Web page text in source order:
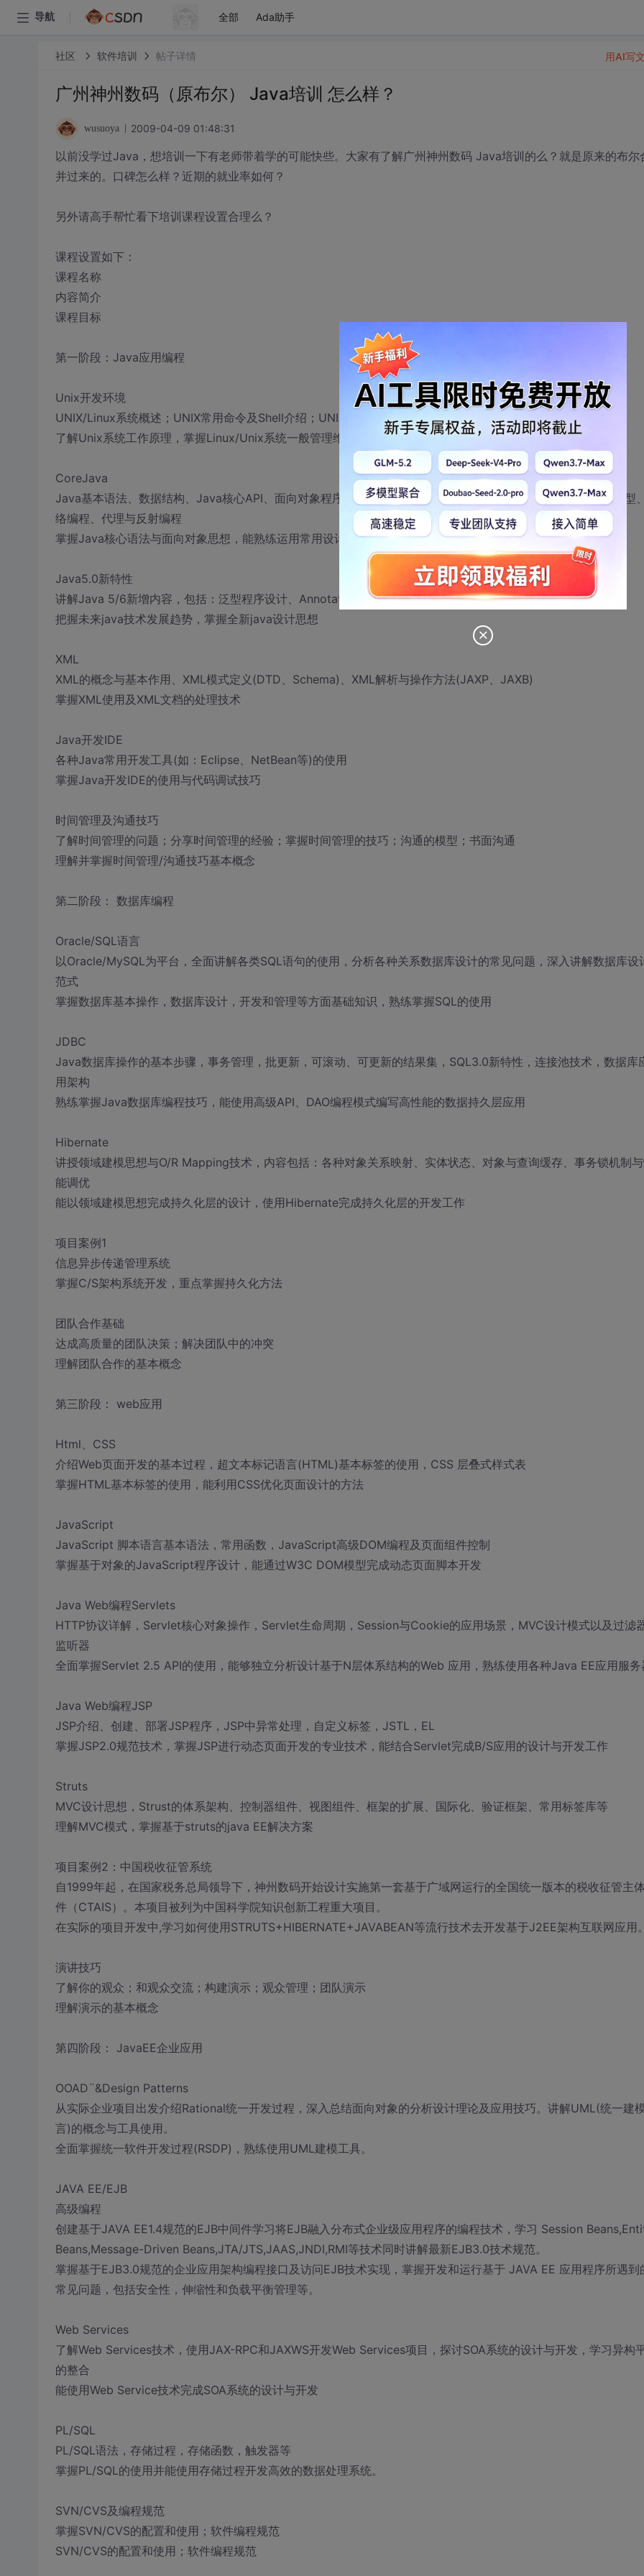
导航 全部 Ada助手
社区 软件培训 帖子详情
广州神州数码（原布尔） Java培训 怎么样？
wusuoya 2009-04-09 01:48:31
以前没学过Java，想培训一下有老师带着学的可能快些。大家有了解广州神州数码 Java培训的么？就是原来的布尔
并过来的。口碑怎么样？近期的就业率如何？
另外请高手帮忙看下培训课程设置合理么？
课程设置如下：
课程名称
内容简介
课程目标
第一阶段：Java应用编程
Unix开发环境
UNIX/Linux系统概述；UNIX常用命令及Shell介绍；UNIX环境简单编程；Linux系统使用。
了解Unix系统工作原理，掌握Linux/Unix系统一般管理维护工作知识
CoreJava
Java基本语法、数据结构、Java核心API、面向对象程序设计、I/O体系结构、GUI 用户界面编程、多线程并发模型
络编程、代理与反射编程
掌握Java核心语法与面向对象思想，能熟练运用常用设计模式与编程技巧完成桌面应用或网络通信类程序的开发
Java5.0新特性
讲解Java 5/6新增内容，包括：泛型程序设计、Annotation无侵入式程序设计、枚举与可变参等
把握未来java技术发展趋势，掌握全新java设计思想
XML
XML的概念与基本作用、XML模式定义(DTD、Schema)、XML解析与操作方法(JAXP、JAXB)
掌握XML使用及XML文档的处理技术
Java开发IDE
各种Java常用开发工具(如：Eclipse、NetBean等)的使用
掌握Java开发IDE的使用与代码调试技巧
时间管理及沟通技巧
了解时间管理的问题；分享时间管理的经验；掌握时间管理的技巧；沟通的模型；书面沟通
理解并掌握时间管理/沟通技巧基本概念
第二阶段： 数据库编程
Oracle/SQL语言
以Oracle/MySQL为平台，全面讲解各类SQL语句的使用，分析各种关系数据库设计的常见问题，深入讲解数据库设
范式
掌握数据库基本操作，数据库设计，开发和管理等方面基础知识，熟练掌握SQL的使用
JDBC
Java数据库操作的基本步骤，事务管理，批更新，可滚动、可更新的结果集，SQL3.0新特性，连接池技术，数据库
用架构
熟练掌握Java数据库编程技巧，能使用高级API、DAO编程模式编写高性能的数据持久层应用
Hibernate
讲授领域建模思想与O/R Mapping技术，内容包括：各种对象关系映射、实体状态、对象与查询缓存、事务锁机制
能调优
能以领域建模思想完成持久化层的设计，使用Hibernate完成持久化层的开发工作
项目案例1
信息异步传递管理系统
掌握C/S架构系统开发，重点掌握持久化方法
团队合作基础
达成高质量的团队决策；解决团队中的冲突
理解团队合作的基本概念
第三阶段： web应用
Html、CSS
介绍Web页面开发的基本过程，超文本标记语言(HTML)基本标签的使用，CSS 层叠式样式表
掌握HTML基本标签的使用，能利用CSS优化页面设计的方法
JavaScript
JavaScript 脚本语言基本语法，常用函数，JavaScript高级DOM编程及页面组件控制
掌握基于对象的JavaScript程序设计，能通过W3C DOM模型完成动态页面脚本开发
Java Web编程Servlets
HTTP协议详解，Servlet核心对象操作，Servlet生命周期，Session与Cookie的应用场景，MVC设计模式以及过滤
监听器
全面掌握Servlet 2.5 API的使用，能够独立分析设计基于N层体系结构的Web 应用，熟练使用各种Java EE应用服务
Java Web编程JSP
JSP介绍、创建、部署JSP程序，JSP中异常处理，自定义标签，JSTL，EL
掌握JSP2.0规范技术，掌握JSP进行动态页面开发的专业技术，能结合Servlet完成B/S应用的设计与开发工作
Struts
MVC设计思想，Strust的体系架构、控制器组件、视图组件、框架的扩展、国际化、验证框架、常用标签库等
理解MVC模式，掌握基于struts的java EE解决方案
项目案例2：中国税收征管系统
自1999年起，在国家税务总局领导下，神州数码开始设计实施第一套基于广域网运行的全国统一版本的税收征管主
件（CTAIS）。本项目被列为中国科学院知识创新工程重大项目。
在实际的项目开发中,学习如何使用STRUTS+HIBERNATE+JAVABEAN等流行技术去开发基于J2EE架构互联网应用
演讲技巧
了解你的观众；和观众交流；构建演示；观众管理；团队演示
理解演示的基本概念
第四阶段： JavaEE企业应用
OOAD¨&Design Patterns
从实际企业项目出发介绍Rational统一开发过程，深入总结面向对象的分析设计理论及应用技巧。讲解UML(统一建
言)的概念与工具使用。
全面掌握统一软件开发过程(RSDP)，熟练使用UML建模工具。
JAVA EE/EJB
高级编程
创建基于JAVA EE1.4规范的EJB中间件学习将EJB融入分布式企业级应用程序的编程技术，学习 Session
Beans,Message-Driven Beans,JTA/JTS,JAAS,JNDI,RMI等技术同时讲解最新EJB3.0技术规范。
掌握基于EJB3.0规范的企业应用架构编程接口及访问EJB技术实现，掌握开发和运行基于 JAVA EE 应用程序所遇到
常见问题，包括安全性，伸缩性和负载平衡管理等。
Web Services
了解Web Services技术，使用JAX-RPC和JAXWS开发Web Services项目，探讨SOA系统的设计与开发，学习异构
的整合
能使用Web Service技术完成SOA系统的设计与开发
PL/SQL
PL/SQL语法，存储过程，存储函数，触发器等
掌握PL/SQL的使用并能使用存储过程开发高效的数据处理系统。
SVN/CVS及编程规范
掌握SVN/CVS的配置和使用；软件编程规范
SVN/CVS的配置和使用；软件编程规范
用AI写